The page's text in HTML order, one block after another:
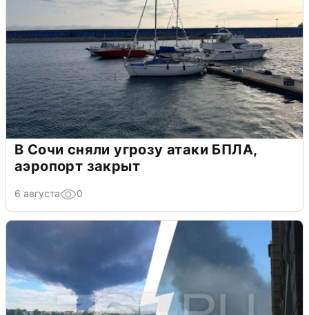
В Сочи сняли угрозу атаки БПЛА,
аэропорт закрыт
6 августа 0